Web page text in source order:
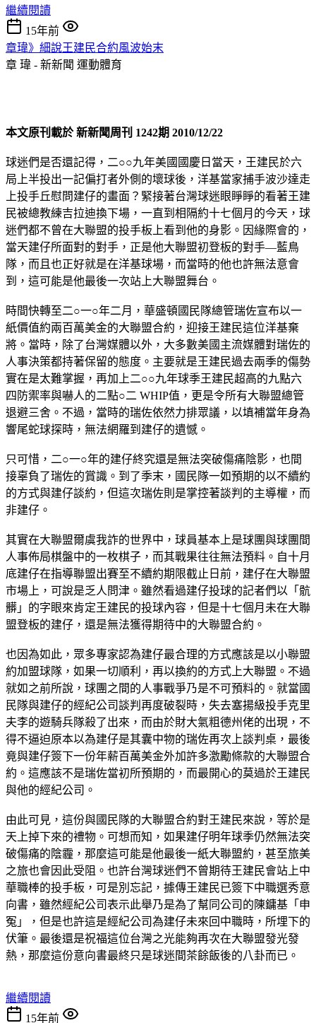
繼續閱讀
15年前
章瑋》細說王建民合約風波始末
章 瑋 - 新新聞 運動體育
本文原刊載於 新新聞周刊 1242期 2010/12/22
球迷們是否還記得，二○○九年美國國慶日當天，王建民於六
局上半投出一記偏打者外側的壞球後，洋基當家捕手波沙達走
上投手丘慰問建仔的畫面？緊接著台灣球迷眼睜睜的看著王建
民被總教練吉拉迪換下場，一直到相隔約十七個月的今天，球
迷們都不曾在大聯盟的投手板上看到他的身影。因緣際會的，
當天建仔所面對的對手，正是他大聯盟初登板的對手—藍鳥
隊，而且也正好就是在洋基球場，而當時的他也許無法意會
到，這可能是他最後一次站上大聯盟舞台。
時間快轉至二○一○年二月，華盛頓國民隊總管瑞佐宣布以一
紙價值約兩百萬美金的大聯盟合約，迎接王建民這位洋基棄
將。當時，除了台灣媒體以外，大多數美國主流媒體對瑞佐的
人事決策都持著保留的態度。主要就是王建民過去兩季的傷勢
實在是太難掌握，再加上二○○九年球季王建民超高的九點六
四防禦率與嚇人的二點○二 WHIP值，更是令所有大聯盟總管
退避三舍。不過，當時的瑞佐依然力排眾議，以填補當年身為
響尾蛇球探時，無法網羅到建仔的遺憾。
只可惜，二○一○年的建仔終究還是無法突破傷痛陰影，也間
接辜負了瑞佐的賞識。到了季末，國民隊一如預期的以不續約
的方式與建仔談約，但這次瑞佐則是掌控著談判的主導權，而
非建仔。
其實在大聯盟爾虞我詐的世界中，球員基本上是球團與球團間
人事佈局棋盤中的一枚棋子，而其戰果往往無法預料。自十月
底建仔在指導聯盟出賽至不續約期限截止日前，建仔在大聯盟
市場上，可說是乏人問津。雖然看過建仔投球的記者們以「骯
髒」的字眼來肯定王建民的投球內容，但是十七個月未在大聯
盟登板的建仔，還是無法獲得期待中的大聯盟合約。
也因為如此，眾多專家認為建仔最合理的方式應該是以小聯盟
約加盟球隊，如果一切順利，再以換約的方式上大聯盟。不過
就如之前所說，球團之間的人事戰爭乃是不可預料的。就當國
民隊與建仔的經紀公司談判再度破裂時，失去塞揚級投手克里
夫李的遊騎兵隊殺了出來，而由於財大氣粗德州佬的出現，不
得不逼迫原本以為建仔是其囊中物的瑞佐再次上談判桌，最後
竟與建仔簽下一份年薪百萬美金外加許多激勵條款的大聯盟合
約。這應該不是瑞佐當初所預期的，而最開心的莫過於王建民
與他的經紀公司。
由此可見，這份與國民隊的大聯盟合約對王建民來說，等於是
天上掉下來的禮物。可想而知，如果建仔明年球季仍然無法突
破傷痛的陰霾，那麼這可能是他最後一紙大聯盟約，甚至旅美
之旅也會因此受阻。也許台灣球迷們不曾期待王建民會站上中
華職棒的投手板，可是別忘記，據傳王建民已簽下中職選秀意
向書，雖然經紀公司表示此舉乃是為了幫同公司的陳鏞基「申
冤」，但是也許這是經紀公司為建仔未來回中職時，所埋下的
伏筆。最後還是祝福這位台灣之光能夠再次在大聯盟發光發
熱，那麼這份意向書最終只是球迷間茶餘飯後的八卦而已。
繼續閱讀
15年前